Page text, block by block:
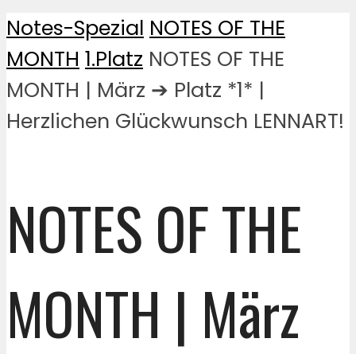
Notes-Spezial NOTES OF THE
MONTH 1.Platz NOTES OF THE
MONTH | März ➔ Platz *1* |
Herzlichen Glückwunsch LENNART!
NOTES OF THE
MONTH | März